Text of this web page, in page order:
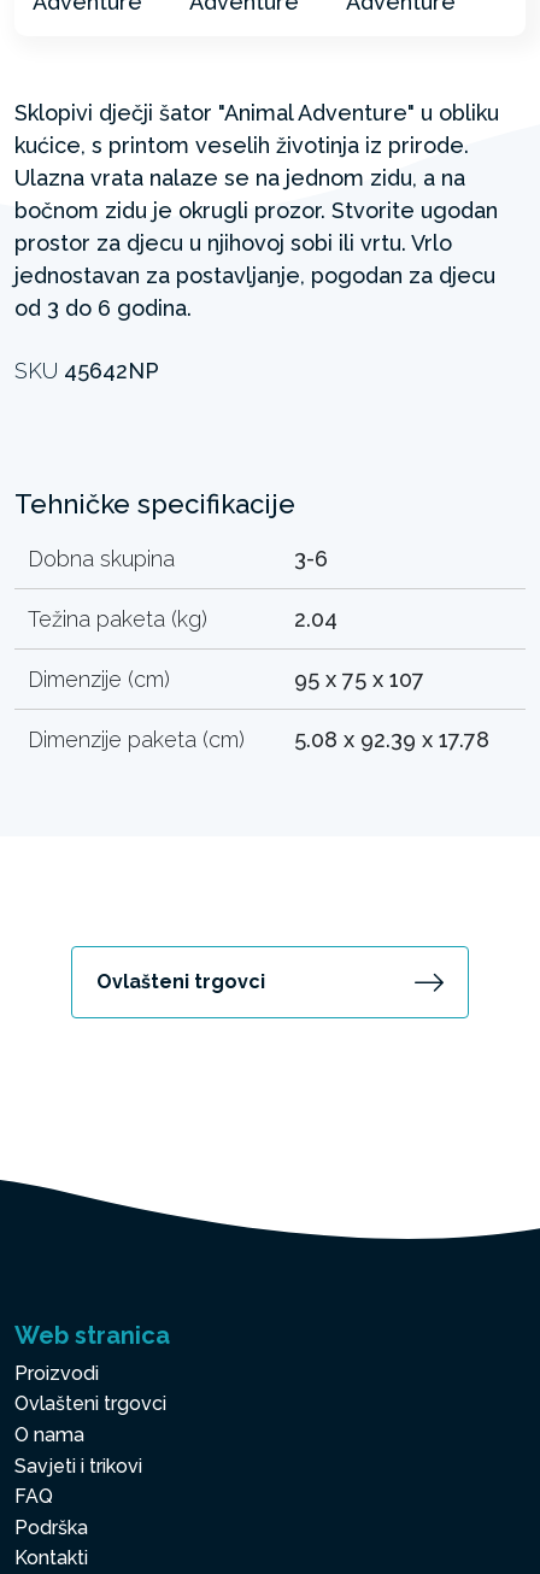
Sklopivi dječji šator "Animal Adventure" u obliku
kućice, s printom veselih životinja iz prirode.
Ulazna vrata nalaze se na jednom zidu, a na
bočnom zidu je okrugli prozor. Stvorite ugodan
prostor za djecu u njihovoj sobi ili vrtu. Vrlo
jednostavan za postavljanje, pogodan za djecu
od 3 do 6 godina.
SKU 45642NP
Tehničke specifikacije
Dobna skupina 3-6
Težina paketa (kg) 2.04
Dimenzije (cm) 95 x 75 x 107
Dimenzije paketa (cm) 5.08 x 92.39 x 17.78
Ovlašteni trgovci
Web stranica
Proizvodi
Ovlašteni trgovci
O nama
Savjeti i trikovi
FAQ
Podrška
Kontakti